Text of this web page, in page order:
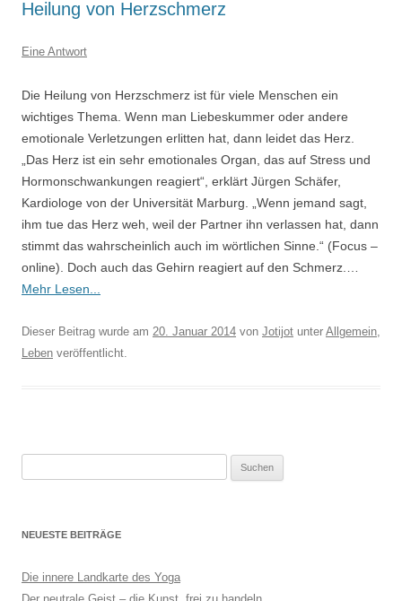
Heilung von Herzschmerz
Eine Antwort
Die Heilung von Herzschmerz ist für viele Menschen ein
wichtiges Thema. Wenn man Liebeskummer oder andere
emotionale Verletzungen erlitten hat, dann leidet das Herz.
„Das Herz ist ein sehr emotionales Organ, das auf Stress und
Hormonschwankungen reagiert“, erklärt Jürgen Schäfer,
Kardiologe von der Universität Marburg. „Wenn jemand sagt,
ihm tue das Herz weh, weil der Partner ihn verlassen hat, dann
stimmt das wahrscheinlich auch im wörtlichen Sinne.“ (Focus –
online). Doch auch das Gehirn reagiert auf den Schmerz.…
Mehr Lesen...
Dieser Beitrag wurde am 20. Januar 2014 von Jotijot unter Allgemein,
Leben veröffentlicht.
NEUESTE BEITRÄGE
Die innere Landkarte des Yoga